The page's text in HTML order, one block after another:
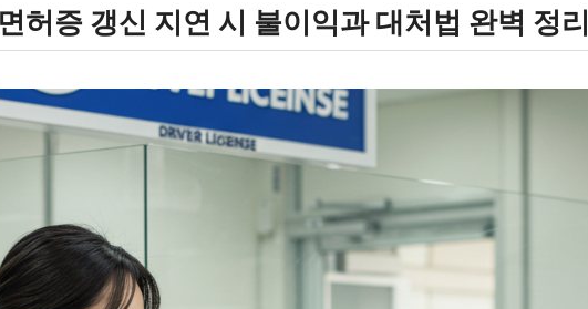
허증 갱신 지연 시 불이익과 대처법 완벽 정리